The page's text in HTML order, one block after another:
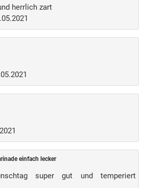
herrlich zart
einfach lecker
super gut und temperiert